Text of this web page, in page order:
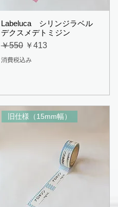
Labeluca シリンジラベル
デクスメデトミジン
通常価格
￥550 セール価格
￥413
消費税込み
旧仕様（15mm幅）